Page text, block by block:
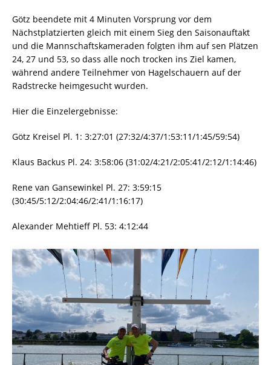
Götz beendete mit 4 Minuten Vorsprung vor dem
Nächstplatzierten gleich mit einem Sieg den Saisonauftakt
und die Mannschaftskameraden folgten ihm auf sen Plätzen
24, 27 und 53, so dass alle noch trocken ins Ziel kamen,
während andere Teilnehmer von Hagelschauern auf der
Radstrecke heimgesucht wurden.
Hier die Einzelergebnisse:
Götz Kreisel Pl. 1: 3:27:01 (27:32/4:37/1:53:11/1:45/59:54)
Klaus Backus Pl. 24: 3:58:06 (31:02/4:21/2:05:41/2:12/1:14:46)
Rene van Gansewinkel Pl. 27: 3:59:15
(30:45/5:12/2:04:46/2:41/1:16:17)
Alexander Mehtieff Pl. 53: 4:12:44